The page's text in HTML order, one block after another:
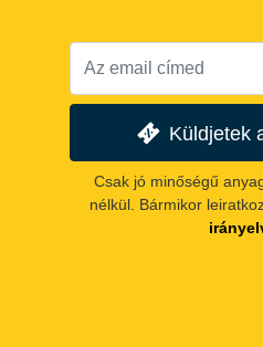
Küldjetek
Csak jó minőségű
nélkül. Bármikor